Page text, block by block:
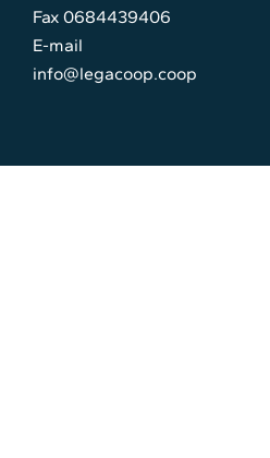
Fax 0684439406
E-mail
info@legacoop.coop